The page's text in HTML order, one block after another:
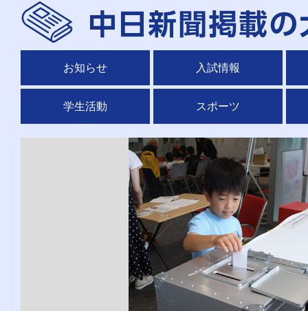
お知らせ 入試情報
学生活動 スポーツ